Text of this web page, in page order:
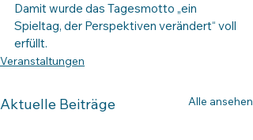
Damit wurde das Tagesmotto „ein
Spieltag, der Perspektiven verändert“ voll
erfüllt.
Veranstaltungen
Aktuelle Beiträge Alle ansehen